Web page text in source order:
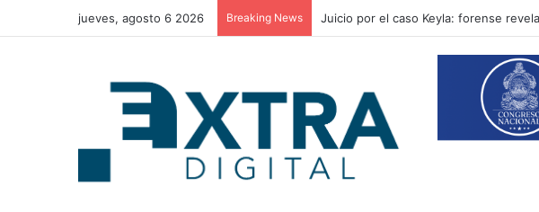
jueves, agosto 6 2026 Breaking News Conductor muere en instalaciones de